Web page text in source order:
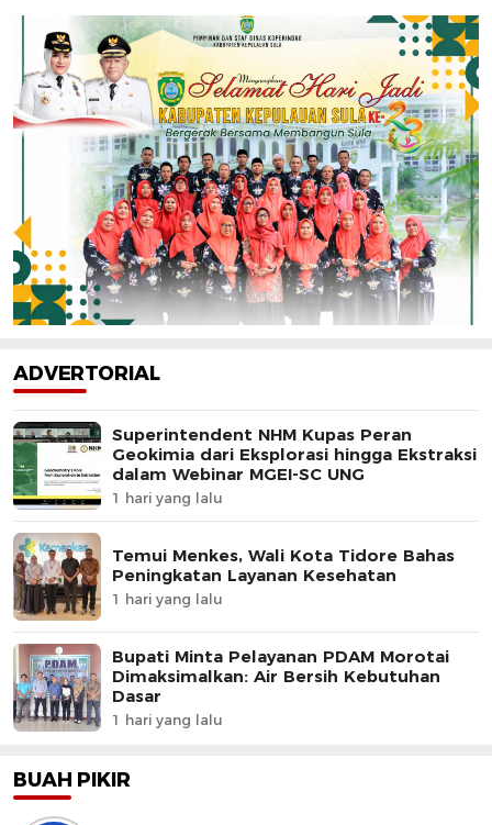
ADVERTORIAL
Superintendent NHM Kupas Peran
Geokimia dari Eksplorasi hingga Ekstraksi
dalam Webinar MGEI-SC UNG
1 hari yang lalu
Temui Menkes, Wali Kota Tidore Bahas
Peningkatan Layanan Kesehatan
1 hari yang lalu
Bupati Minta Pelayanan PDAM Morotai
Dimaksimalkan: Air Bersih Kebutuhan
Dasar
1 hari yang lalu
BUAH PIKIR